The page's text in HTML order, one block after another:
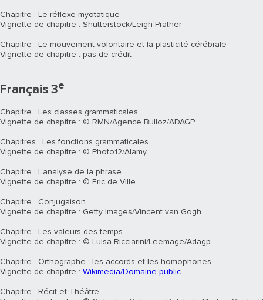
Chapitre : Le réflexe myotatique
Vignette de chapitre : Shutterstock/Leigh Prather
Chapitre : Le mouvement volontaire et la plasticité cérébrale
Vignette de chapitre : pas de crédit
Français 3e
Chapitre : Les classes grammaticales
Vignette de chapitre : © RMN/Agence Bulloz/ADAGP
Chapitres : Les fonctions grammaticales
Vignette de chapitre : © Photo12/Alamy
Chapitre : L’analyse de la phrase
Vignette de chapitre : © Eric de Ville
Chapitre : Conjugaison
Vignette de chapitre : Getty Images/Vincent van Gogh
Chapitre : Les valeurs des temps
Vignette de chapitre : © Luisa Ricciarini/Leemage/Adagp
Chapitre : Orthographe : les accords et les homophones
Vignette de chapitre : Wikimedia/Domaine public
Chapitre : Récit et Théâtre